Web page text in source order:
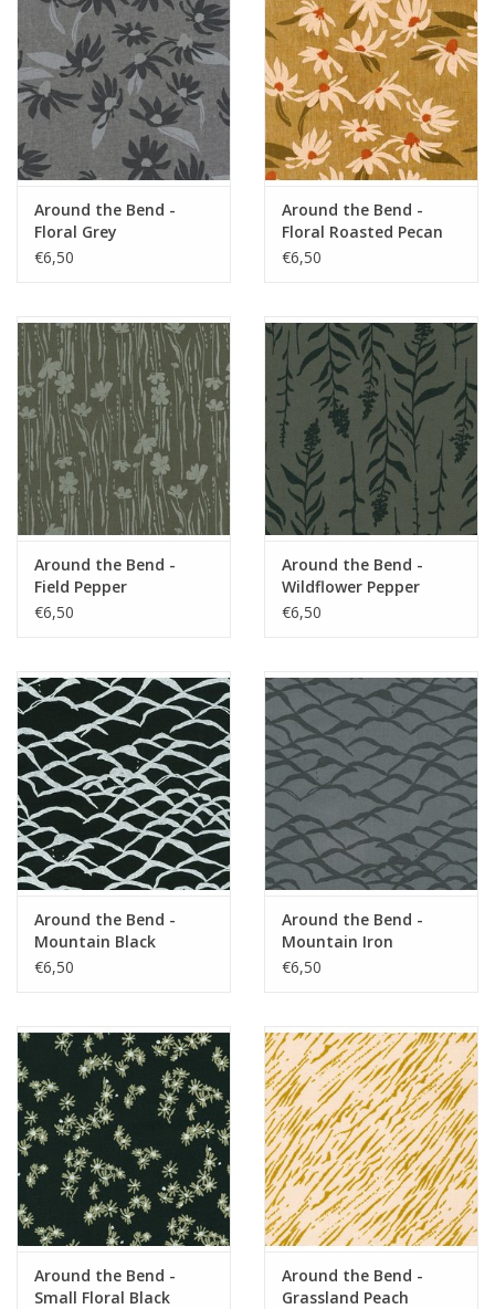
Around the Bend -
Floral Grey
€6,50
Around the Bend -
Floral Roasted Pecan
€6,50
Around the Bend -
Field Pepper
€6,50
Around the Bend -
Wildflower Pepper
€6,50
Around the Bend -
Mountain Black
€6,50
Around the Bend -
Mountain Iron
€6,50
Around the Bend -
Small Floral Black
Around the Bend -
Grassland Peach